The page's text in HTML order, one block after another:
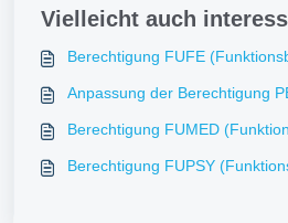
Vielleicht auch
Berechtigung FUFE
Anpassung der Berechtigung
Berechtigung FUMED
Berechtigung FUPSY